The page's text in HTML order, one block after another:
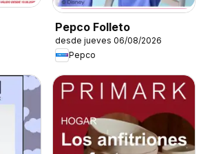
Pepco Folleto
desde jueves 06/08/2026
Pepco